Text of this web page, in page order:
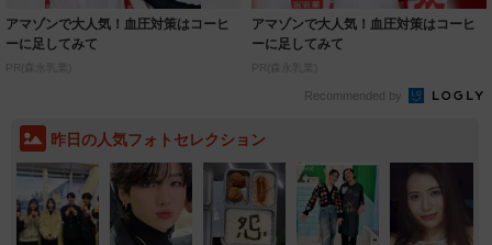
アマゾンで大人気！血圧対策はコーヒ
ーに足してみて
PR(森永乳業)
アマゾンで大人気！血圧対策はコーヒ
ーに足してみて
PR(森永乳業)
Recommended by
昨日の人気フォトセレクション